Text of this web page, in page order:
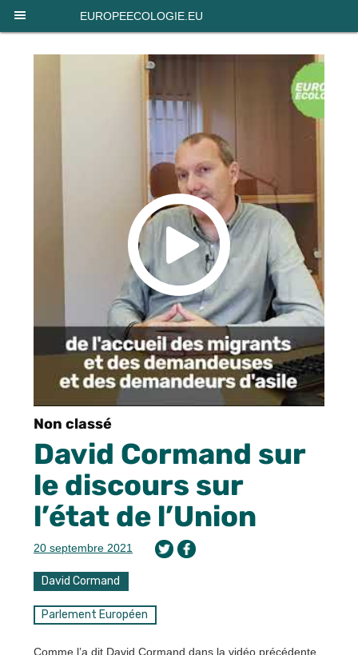
EUROPEECOLOGIE.EU
Non classé
David Cormand sur
le discours sur
l’état de l’Union
20 septembre 2021
David Cormand
Parlement Européen
Comme l’a dit David Cormand dans la vidéo précédente,